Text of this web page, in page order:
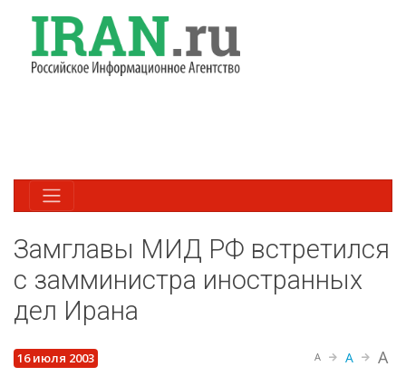
Замглавы МИД РФ встретился
с замминистра иностранных
дел Ирана
16 июля 2003 A A A